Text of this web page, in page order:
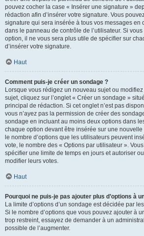
pouvez cocher la case « Insérer une signature »
rédaction afin d’insérer votre signature. Vous
signature qui sera insérée à tous vos messages en
dans le panneau de contrôle de l’utilisateur. Si
option, il ne vous sera plus utile de spécifier sur
d’insérer votre signature.
Haut
Comment puis-je créer un sondage ?
Lorsque vous rédigez un nouveau sujet ou
sujet, cliquez sur l’onglet « Créer un sondage »
principal de rédaction. Si cet onglet n’est pas
vous n’ayez pas la permission de créer des
sondage en incluant au moins deux options dans
chaque option devant être insérée sur une
le nombre d’options que les utilisateurs peuvent
vote, le nombre des « Options par utilisateur ».
spécifier une limite de temps en jours et autoriser
modifier leurs votes.
Haut
Pourquoi ne puis-je pas ajouter plus d’options à
La limite d’options d’un sondage est décidée par
Si le nombre d’options que vous pouvez ajouter à
trop restreint, essayez de demander à un
possible de l’augmenter.